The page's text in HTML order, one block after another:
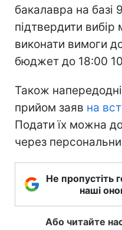
бакалавра на базі
підтвердити вибір
виконати вимоги
бюджет до 18:00
Також
прийом заяв на
Подати їх можна
через
Не пропустіть
наші
Або читайте